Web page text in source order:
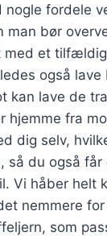
nogle fordele
man bør
med et
også lave
kan lave de
hjemme fra
dig selv,
så du også
Vi håber helt
nemmere
som